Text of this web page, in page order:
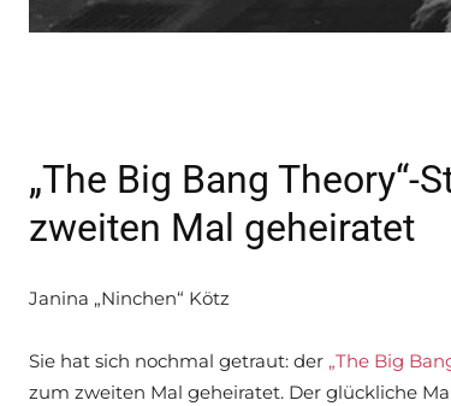
„The Big Bang Theory“-
zweiten Mal geheiratet
Janina „Ninchen“ Kötz
Sie hat sich nochmal getraut: der „The Big
zum zweiten Mal geheiratet. Der glückliche